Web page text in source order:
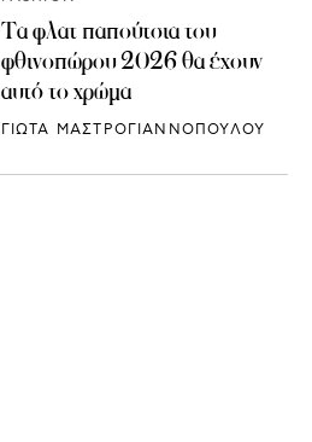
Τα φλατ παπούτσια του
φθινοπώρου 2026 θα έχουν
αυτό το χρώμα
ΓΙΩΤΑ ΜΑΣΤΡΟΓΙΑΝΝΟΠΟΥΛΟΥ